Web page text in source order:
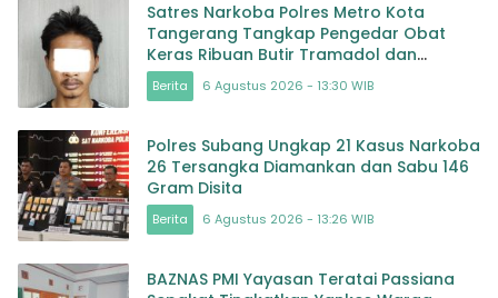
Satres Narkoba Polres Metro Kota
Tangerang Tangkap Pengedar Obat
Keras Ribuan Butir Tramadol dan
Hexymer Disita
Berita 6 Agustus 2026 - 13:30 WIB
Polres Subang Ungkap 21 Kasus Narkoba
26 Tersangka Diamankan dan Sabu 146
Gram Disita
Berita 6 Agustus 2026 - 13:26 WIB
BAZNAS PMI Yayasan Teratai Passiana